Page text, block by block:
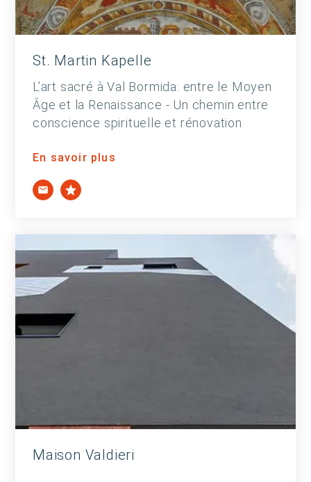
St. Martin Kapelle
L’art sacré à Val Bormida: entre le Moyen
Âge et la Renaissance - Un chemin entre
conscience spirituelle et rénovation
En savoir plus
Maison Valdieri